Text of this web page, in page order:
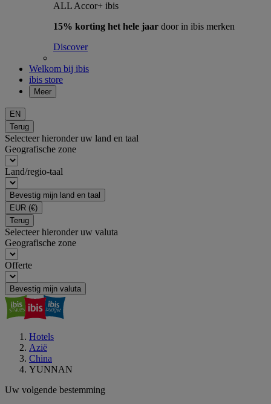
ALL Accor+ ibis
15% korting het hele jaar door in ibis merken
Discover
Welkom bij ibis
ibis store
Meer
EN
Terug
Selecteer hieronder uw land en taal
Geografische zone
Land/regio-taal
Bevestig mijn land en taal
EUR (€)
Terug
Selecteer hieronder uw valuta
Geografische zone
Offerte
Bevestig mijn valuta
Hotels
Azië
China
YUNNAN
Uw volgende bestemming